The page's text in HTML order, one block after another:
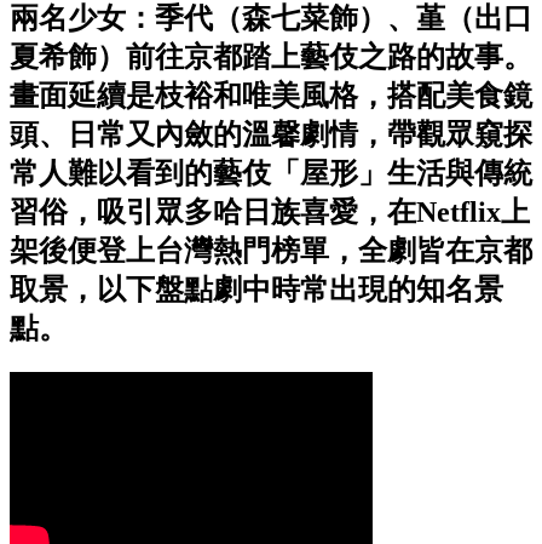
兩名少女：季代（森七菜飾）、堇（出口
夏希飾）前往京都踏上藝伎之路的故事。
畫面延續是枝裕和唯美風格，搭配美食鏡
頭、日常又內斂的溫馨劇情，帶觀眾窺探
常人難以看到的藝伎「屋形」生活與傳統
習俗，吸引眾多哈日族喜愛，在Netflix上
架後便登上台灣熱門榜單，全劇皆在京都
取景，以下盤點劇中時常出現的知名景
點。